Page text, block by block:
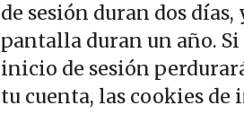
de sesión duran dos
pantalla duran un año.
inicio de sesión
tu cuenta, las cookies